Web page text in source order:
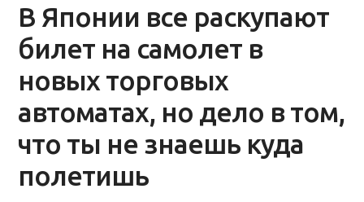
В Японии все раскупают
билет на самолет в
новых торговых
автоматах, но дело в том,
что ты не знаешь куда
полетишь